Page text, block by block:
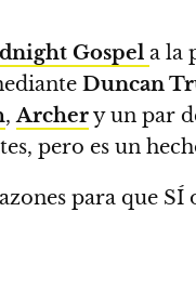
Gospel a la
Duncan
,Archery un par
pero es un
para que SÍ